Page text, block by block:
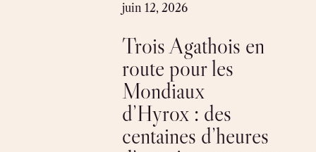
juin 12, 2026
Trois Agathois en
route pour les
Mondiaux
d’Hyrox : des
centaines d’heures